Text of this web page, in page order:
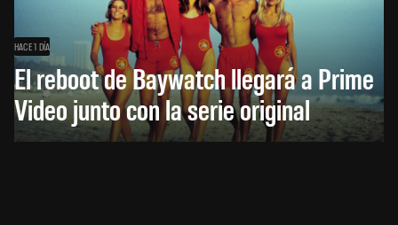
HACE 1 DÍA
El reboot de Baywatch llegará a Prime
Video junto con la serie original